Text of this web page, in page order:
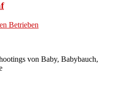
Betrieben
von Baby, Babybauch,